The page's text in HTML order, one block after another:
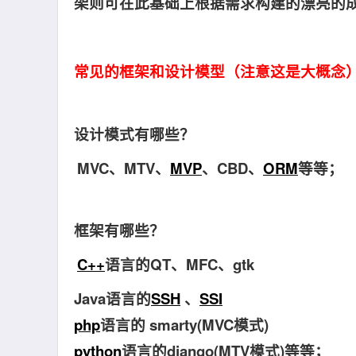
常见的框架和设计模型（注意这是大概念）
设计模式有哪些？
MVC、MTV、 MVP、CBD、 ORM等等；
框架有哪些？
C++语言的QT、MFC、gtk
Java语言的SSH 、 SSI
php语言的 smarty(MVC模式)
python语言的django(MTV模式)等等；